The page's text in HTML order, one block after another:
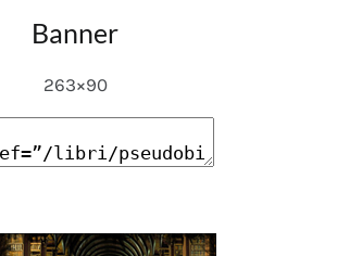
Banner
263×90